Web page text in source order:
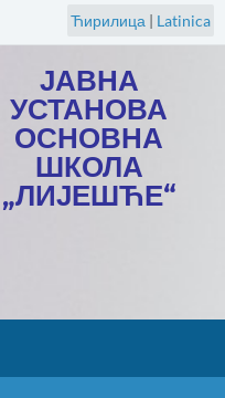
Ћирилица | Latinica
ЈАВНА
УСТАНОВА
ОСНОВНА
ШКОЛА
„ЛИЈЕШЋЕ“